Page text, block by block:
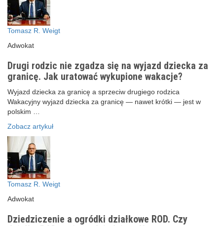
Tomasz R. Weigt
Adwokat
Drugi rodzic nie zgadza się na wyjazd dziecka za
granicę. Jak uratować wykupione wakacje?
Wyjazd dziecka za granicę a sprzeciw drugiego rodzica
Wakacyjny wyjazd dziecka za granicę — nawet krótki — jest w
polskim …
Zobacz artykuł
Tomasz R. Weigt
Adwokat
Dziedziczenie a ogródki działkowe ROD. Czy